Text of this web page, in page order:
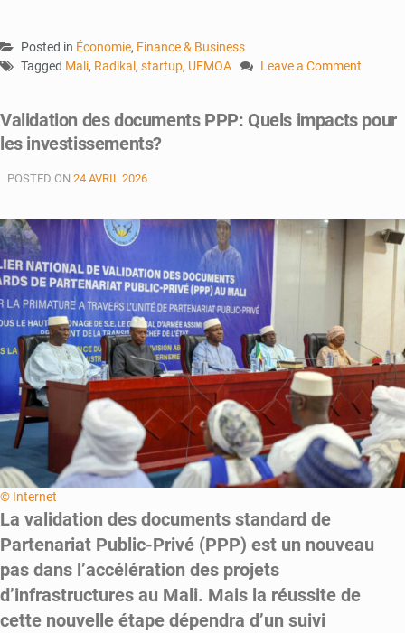
Posted in Économie, Finance & Business
Tagged Mali, Radikal, startup, UEMOA
Leave a Comment
:
les
PME
Validation des documents PPP: Quels impacts pour
les investissements?
POSTED ON 24 AVRIL 2026
© Internet
La validation des documents standard de
Partenariat Public-Privé (PPP) est un nouveau
pas dans l’accélération des projets
d’infrastructures au Mali. Mais la réussite de
cette nouvelle étape dépendra d’un suivi